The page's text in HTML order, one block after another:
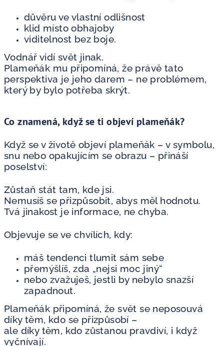
důvěru ve vlastní odlišnost
klid místo obhajoby
viditelnost bez boje.
Vodnář vidí svět jinak.
Plameňák mu připomíná, že právě tato
perspektiva je jeho darem – ne problémem,
který by bylo potřeba skrýt.
Co znamená, když se ti objeví plameňák?
Když se v životě objeví plameňák – v symbolu,
snu nebo opakujícím se obrazu – přináší
poselství:
Zůstaň stát tam, kde jsi.
Nemusíš se přizpůsobit, abys měl hodnotu.
Tvá jinakost je informace, ne chyba.
Objevuje se ve chvílích, kdy:
máš tendenci tlumit sám sebe
přemýšlíš, zda „nejsi moc jiný“
nebo zvažuješ, jestli by nebylo snazší
zapadnout.
Plameňák připomíná, že svět se neposouvá
díky těm, kdo se přizpůsobí –
ale díky těm, kdo zůstanou pravdiví, i když
vyčnívají.